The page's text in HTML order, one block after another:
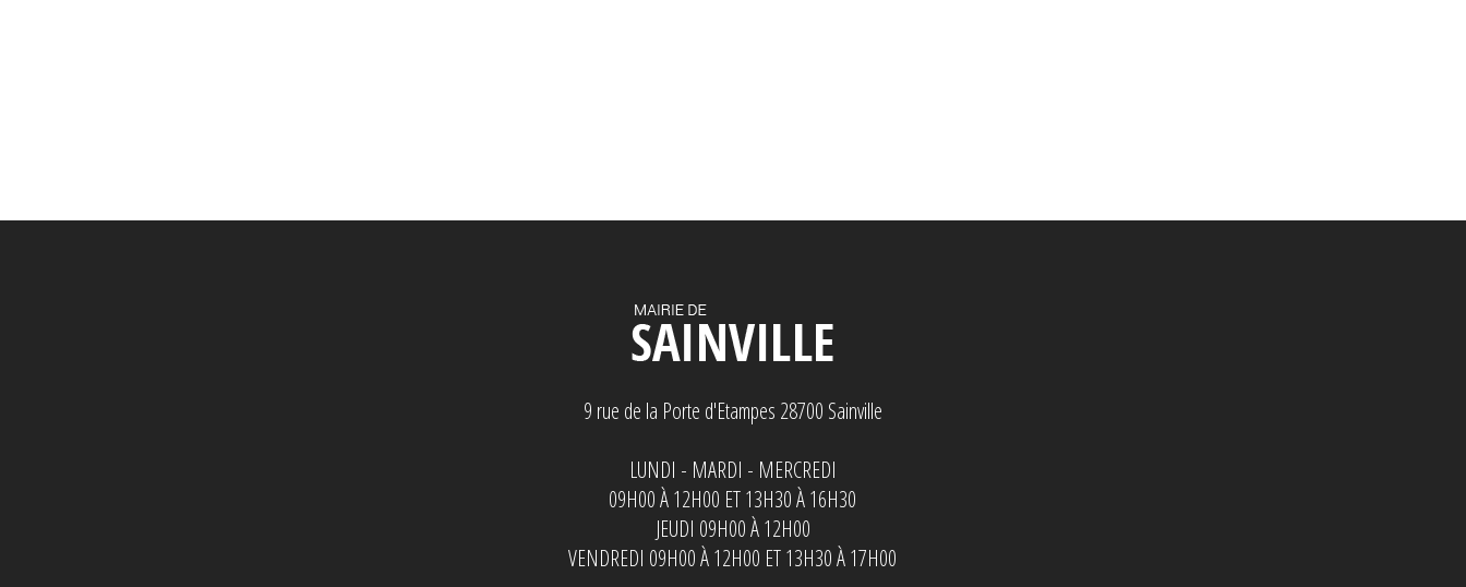
9 rue de la Porte d'Etampes 28700 Sainville
LUNDI - MARDI - MERCREDI
09H00 À 12H00 ET 13H30 À 16H30
JEUDI 09H00 À 12H00
VENDREDI 09H00 À 12H00 ET 13H30 À 17H00